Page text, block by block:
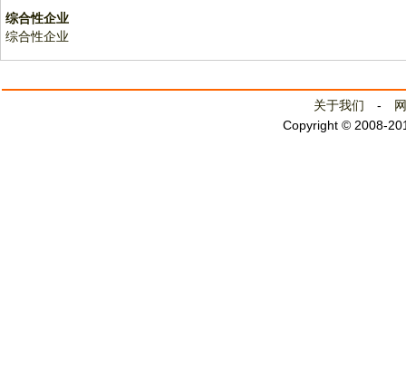
综合性企业
综合性企业
关于我们 -
Copyright © 2008-